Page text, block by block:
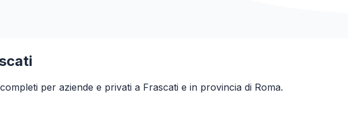
per aziende e privati a Frascati e in provincia di Roma.